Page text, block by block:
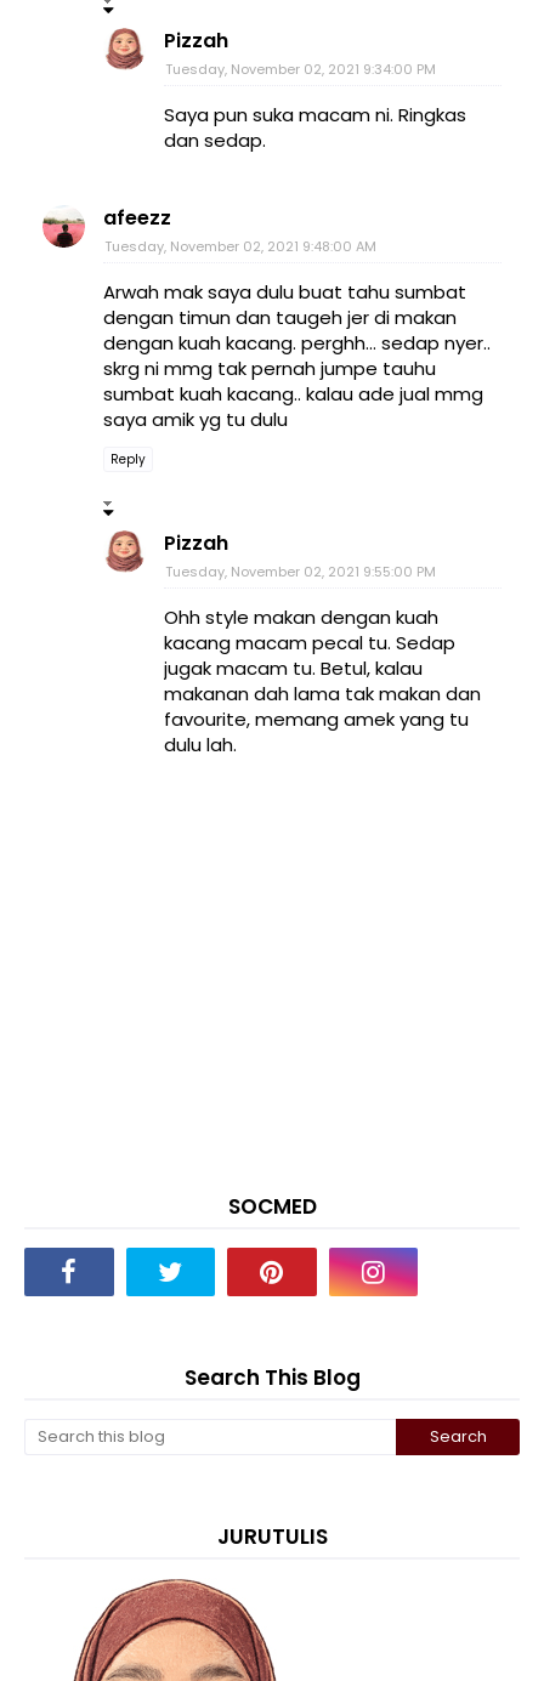
Pizzah
Tuesday, November 02, 2021 9:34:00 PM
Saya pun suka macam ni. Ringkas
dan sedap.
afeezz
Tuesday, November 02, 2021 9:48:00 AM
Arwah mak saya dulu buat tahu sumbat
dengan timun dan taugeh jer di makan
dengan kuah kacang. perghh... sedap nyer..
skrg ni mmg tak pernah jumpe tauhu
sumbat kuah kacang.. kalau ade jual mmg
saya amik yg tu dulu
Reply
Pizzah
Tuesday, November 02, 2021 9:55:00 PM
Ohh style makan dengan kuah
kacang macam pecal tu. Sedap
jugak macam tu. Betul, kalau
makanan dah lama tak makan dan
favourite, memang amek yang tu
dulu lah.
SOCMED
Search This Blog
JURUTULIS